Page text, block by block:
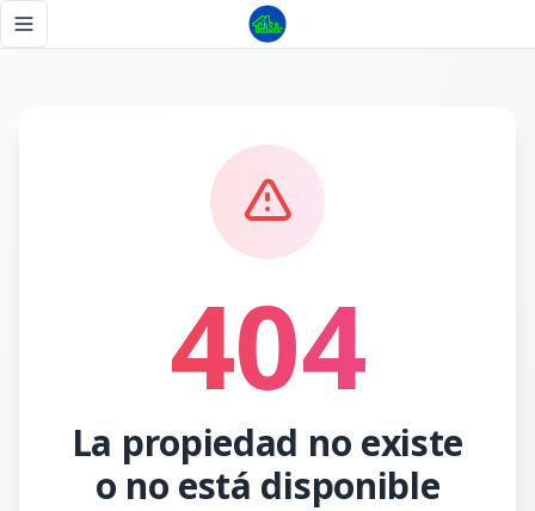
Toggle navigation menu
404
La propiedad no existe
o no está disponible
Página no encontrada - Tu Casa RD